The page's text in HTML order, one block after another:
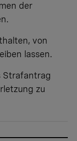
der
von
lassen.
Strafantrag
zu